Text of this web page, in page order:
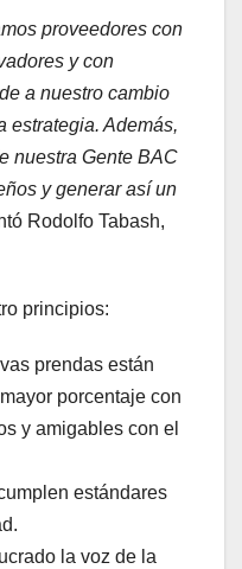
proveedores con
y con
a nuestro cambio
estrategia. Además,
nuestra Gente BAC
y generar así un
Rodolfo Tabash,
principios:
prendas están
porcentaje con
y amigables con el
estándares
la voz de la